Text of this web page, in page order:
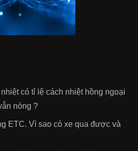
có tỉ lệ cách nhiệt hồng ngoại
nóng ?
ETC. Vì sao có xe qua được và